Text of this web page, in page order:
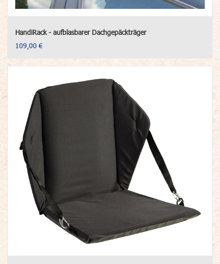
HandiRack - aufblasbarer Dachgepäckträger
109,00 €